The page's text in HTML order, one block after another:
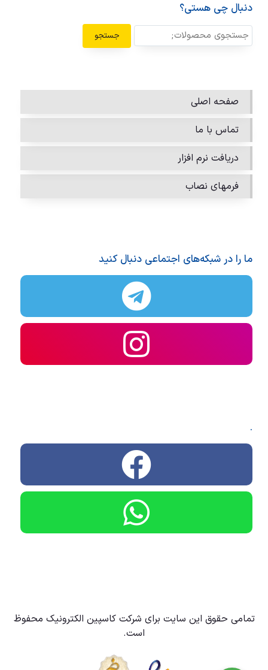
دنبال چی هستی؟
جستجو
صفحه اصلی
تماس با ما
دریافت نرم افزار
فرمهای نصاب
ما را در شبکه‌های اجتماعی دنبال کنید
.
تمامی حقوق این سایت برای شرکت کاسپین الکترونیک محفوظ
است.